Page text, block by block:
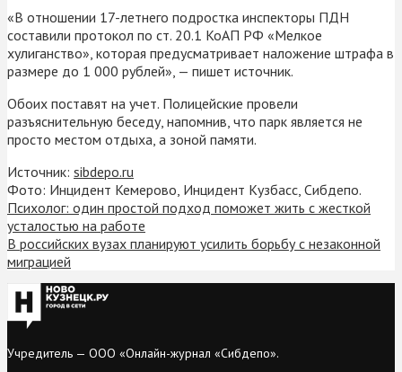
«В отношении 17-летнего подростка инспекторы ПДН
составили протокол по ст. 20.1 КоАП РФ «Мелкое
хулиганство», которая предусматривает наложение штрафа в
размере до 1 000 рублей», — пишет источник.
Обоих поставят на учет. Полицейские провели
разъяснительную беседу, напомнив, что парк является не
просто местом отдыха, а зоной памяти.
Источник: sibdepo.ru
Фото: Инцидент Кемерово, Инцидент Кузбасс, Сибдепо.
Психолог: один простой подход поможет жить с жесткой
усталостью на работе
В российских вузах планируют усилить борьбу с незаконной
миграцией
Учредитель — ООО «Онлайн-журнал «Сибдепо».